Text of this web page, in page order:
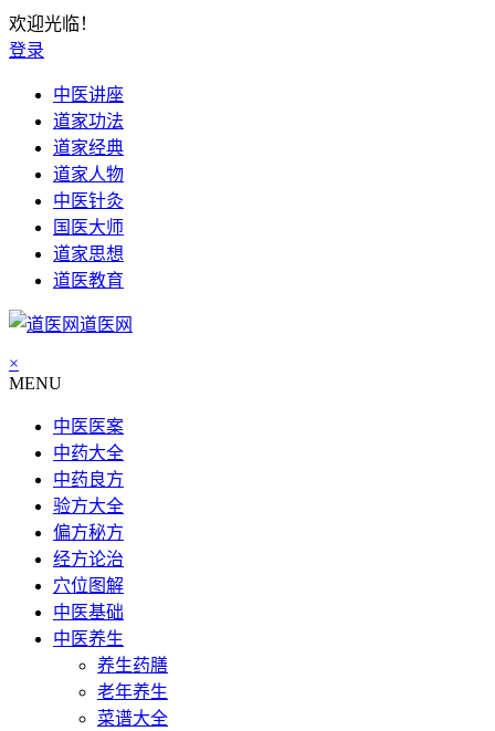
欢迎光临！
登录
中医讲座
道家功法
道家经典
道家人物
中医针灸
国医大师
道家思想
道医教育
道医网
×
MENU
中医医案
中药大全
中药良方
验方大全
偏方秘方
经方论治
穴位图解
中医基础
中医养生
养生药膳
老年养生
菜谱大全